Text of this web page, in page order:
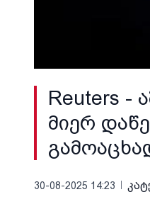
Reuters -
მიერ
30-08-2025 14:23